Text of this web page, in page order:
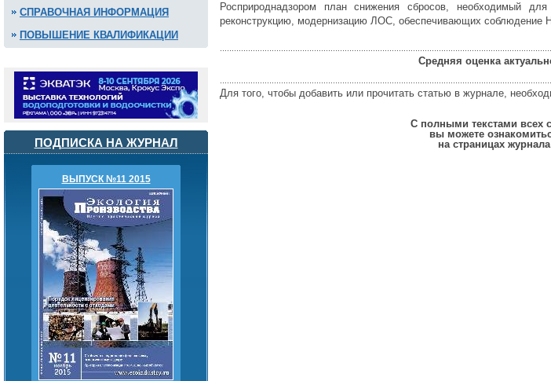
СПРАВОЧНАЯ ИНФОРМАЦИЯ
ПОВЫШЕНИЕ КВАЛИФИКАЦИИ
ПОДПИСКА НА ЖУРНАЛ
ВЫПУСК №11 2015
Росприроднадзором план снижения сбросов, необходимый
реконструкцию, модернизацию ЛОС, обеспечивающих соблюдение
Средняя оценка
Для того, чтобы добавить или прочитать статью в журнале,
С полными текстами всех
вы можете
на страницах журнала